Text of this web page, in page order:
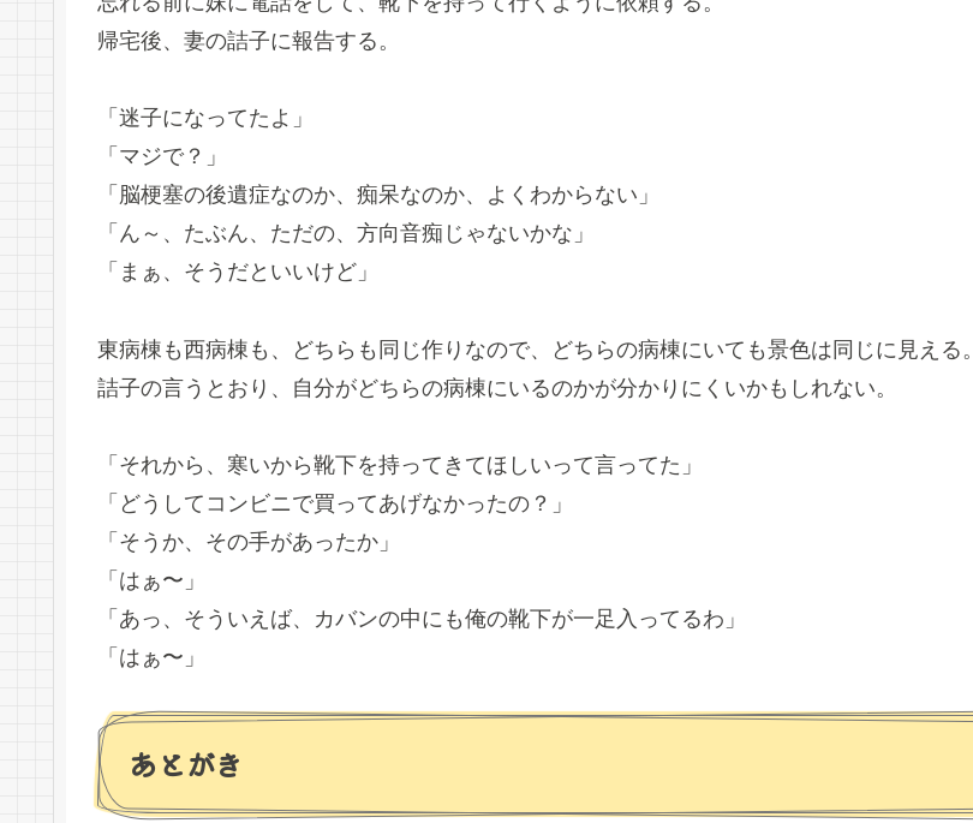
帰宅後、妻の詰子に報告する。
「迷子になってたよ」
「マジで？」
「脳梗塞の後遺症なのか、痴呆なのか、よくわからない」
「ん～、たぶん、ただの、方向音痴じゃないかな」
「まぁ、そうだといいけど」
東病棟も西病棟も、どちらも同じ作りなので、どちらの病棟にいても景色は同じに見える。
詰子の言うとおり、自分がどちらの病棟にいるのかが分かりにくいかもしれない。
「それから、寒いから靴下を持ってきてほしいって言ってた」
「どうしてコンビニで買ってあげなかったの？」
「そうか、その手があったか」
「はぁ〜」
「あっ、そういえば、カバンの中にも俺の靴下が一足入ってるわ」
「はぁ〜」
あとがき